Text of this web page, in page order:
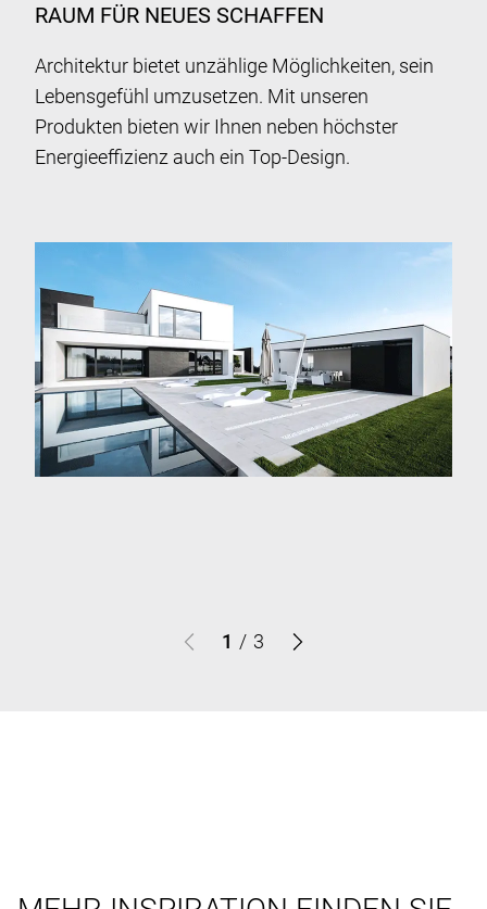
RAUM FÜR NEUES SCHAFFEN
Architektur bietet unzählige Möglichkeiten, sein
Lebensgefühl umzusetzen. Mit unseren
Produkten bieten wir Ihnen neben höchster
Energieeffizienz auch ein Top-Design.
1 / 3